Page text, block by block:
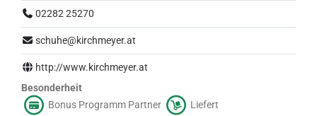
02282 25270
schuhe@kirchmeyer.at
http://www.kirchmeyer.at
Besonderheit
Bonus Programm Partner
Liefert